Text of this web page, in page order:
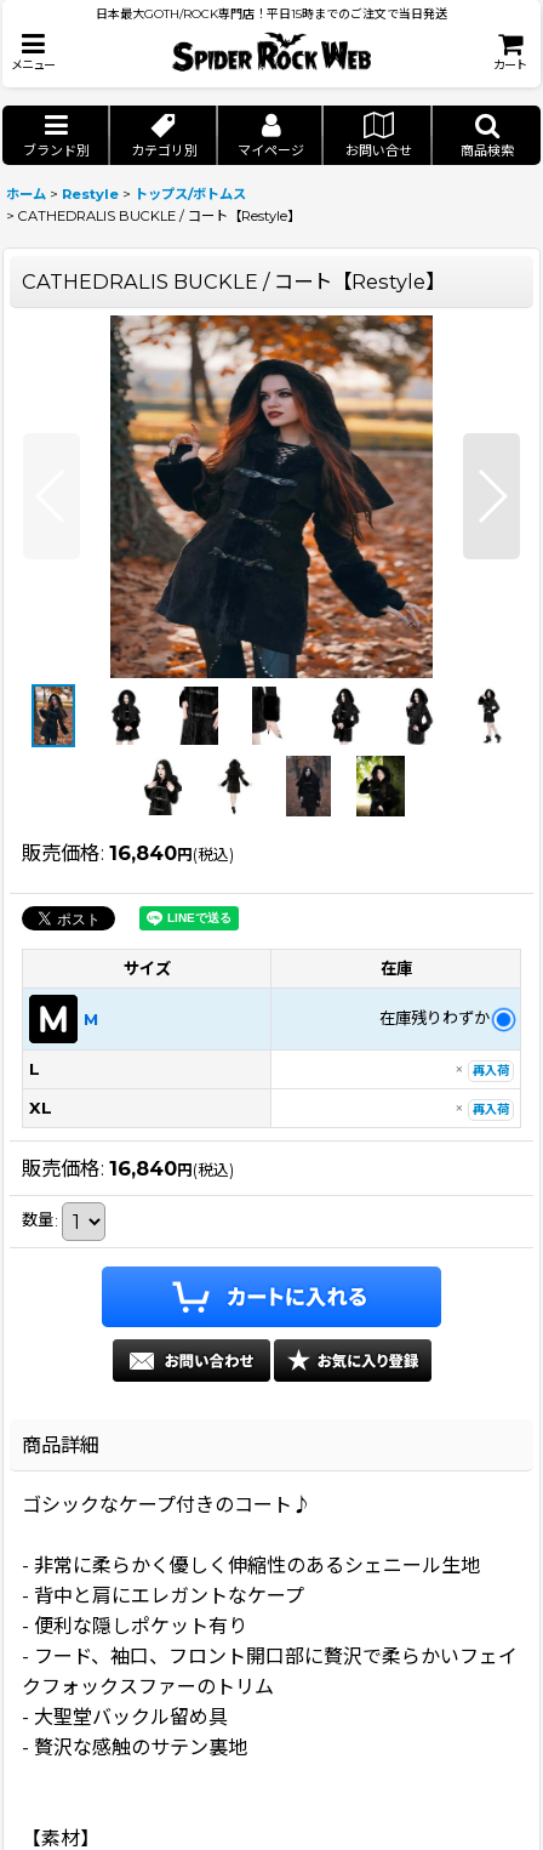
日本最大GOTH/ROCK専門店！平日15時までのご注文で当日発送
メニュー カート
ブランド別 カテゴリ別 マイページ お問い合せ 商品検索
ホーム > Restyle >
トップス/ボトムス
> CATHEDRALIS BUCKLE / コート【Restyle】
CATHEDRALIS BUCKLE / コート【Restyle】
販売価格: 16,840円 (税込)
サイズ 在庫
M 在庫残りわずか
L × 再入荷
XL × 再入荷
販売価格: 16,840円 (税込)
数量:
商品詳細
ゴシックなケープ付きのコート♪
- 非常に柔らかく優しく伸縮性のあるシェニール生地
- 背中と肩にエレガントなケープ
- 便利な隠しポケット有り
- フード、袖口、フロント開口部に贅沢で柔らかいフェイ
クフォックスファーのトリム
- 大聖堂バックル留め具
- 贅沢な感触のサテン裏地
【素材】